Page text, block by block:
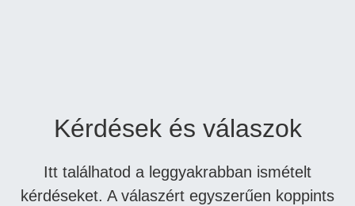
Kérdések és válaszok
Itt találhatod a leggyakrabban ismételt
kérdéseket. A válaszért egyszerűen koppints